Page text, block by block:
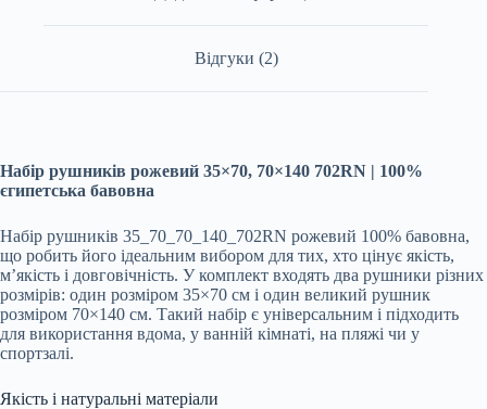
Відгуки (2)
Набір рушників рожевий 35×70, 70×140 702RN | 100%
єгипетська бавовна
Набір рушників 35_70_70_140_702RN рожевий 100% бавовна,
що робить його ідеальним вибором для тих, хто цінує якість,
м’якість і довговічність. У комплект входять два рушники різних
розмірів: один розміром 35×70 см і один великий рушник
розміром 70×140 см. Такий набір є універсальним і підходить
для використання вдома, у ванній кімнаті, на пляжі чи у
спортзалі.
Якість і натуральні матеріали